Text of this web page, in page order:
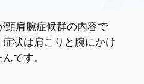
頸肩腕症候群の内容で
状は肩こりと腕にかけ
です。